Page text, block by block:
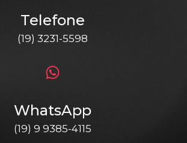
Telefone
(19) 3231-5598
WhatsApp
(19) 9 9385-4115